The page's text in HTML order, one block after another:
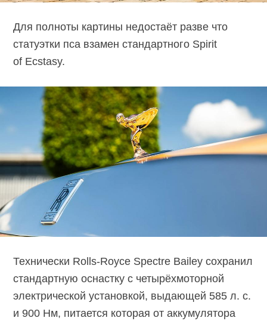
Для полноты картины недостаёт разве что
статуэтки пса взамен стандартного Spirit
of Ecstasy.
Технически Rolls-Royce Spectre Bailey сохранил
стандартную оснастку с четырёхмоторной
электрической установкой, выдающей 585 л. с.
и 900 Нм, питается которая от аккумулятора